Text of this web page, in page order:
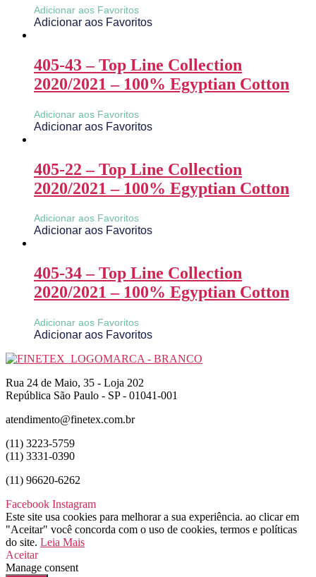
Adicionar aos Favoritos
Adicionar aos Favoritos
405-43 – Top Line Collection
2020/2021 – 100% Egyptian Cotton
Adicionar aos Favoritos
Adicionar aos Favoritos
405-22 – Top Line Collection
2020/2021 – 100% Egyptian Cotton
Adicionar aos Favoritos
Adicionar aos Favoritos
405-34 – Top Line Collection
2020/2021 – 100% Egyptian Cotton
Adicionar aos Favoritos
Adicionar aos Favoritos
Rua 24 de Maio, 35 - Loja 202
República São Paulo - SP - 01041-001
atendimento@finetex.com.br
(11) 3223-5759
(11) 3331-0390
(11) 96620-6262
Facebook Instagram
Este site usa cookies para melhorar a sua experiência. ao clicar em
"Aceitar" você concorda com o uso de cookies, termos e políticas
do site. Leia Mais
Aceitar
Manage consent